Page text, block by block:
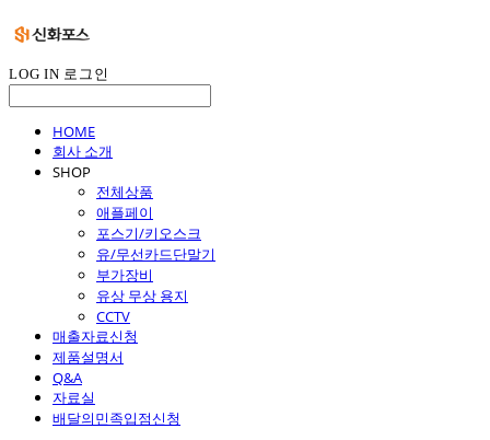
LOG IN 로그인
HOME
회사 소개
SHOP
전체상품
애플페이
포스기/키오스크
유/무선카드단말기
부가장비
유상 무상 용지
CCTV
매출자료신청
제품설명서
Q&A
자료실
배달의민족입점신청